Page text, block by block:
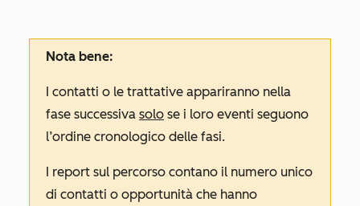
Nota bene:
I contatti o le trattative appariranno nella
fase successiva solo se i loro eventi seguono
l’ordine cronologico delle fasi.
I report sul percorso contano il numero unico
di contatti o opportunità che hanno